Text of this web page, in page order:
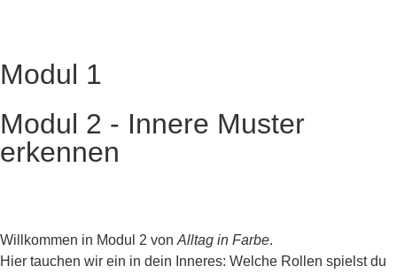
Modul 1
Modul 2 - Innere Muster
erkennen
Willkommen in Modul 2 von Alltag in Farbe.
Hier tauchen wir ein in dein Inneres: Welche Rollen spielst du